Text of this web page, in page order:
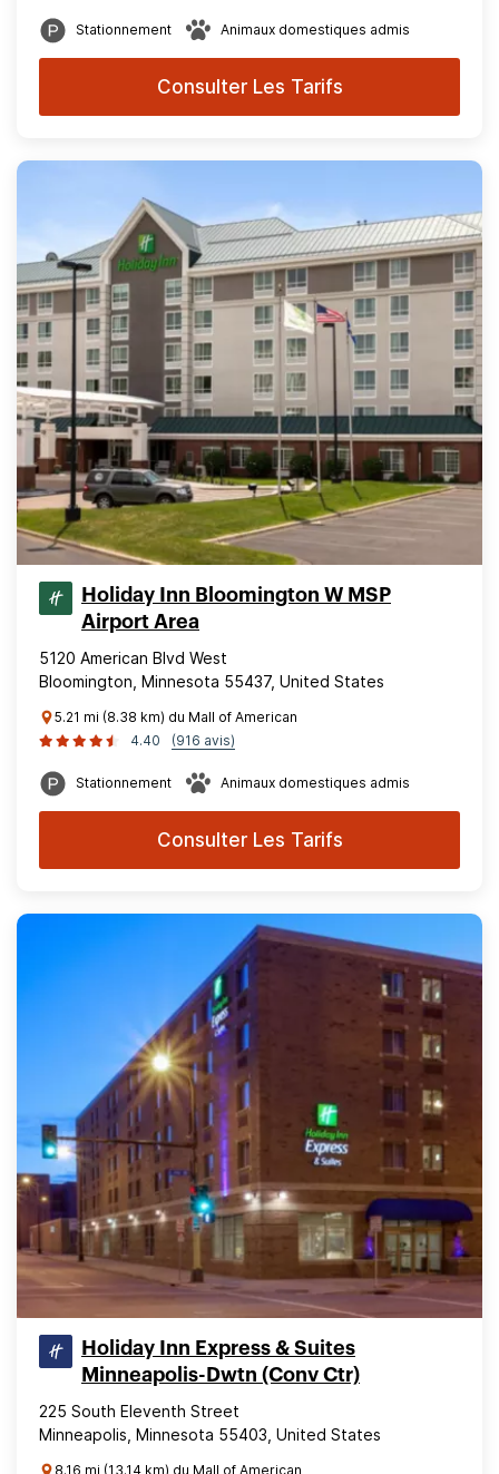
Stationnement Animaux domestiques admis
Consulter Les Tarifs
Holiday Inn Bloomington W MSP
Airport Area
5120 American Blvd West
Bloomington, Minnesota 55437, United States
5.21 mi (8.38 km) du Mall of American
4.40
(916 avis)
Stationnement Animaux domestiques admis
Consulter Les Tarifs
Holiday Inn Express & Suites
Minneapolis-Dwtn (Conv Ctr)
225 South Eleventh Street
Minneapolis, Minnesota 55403, United States
8.16 mi (13.14 km) du Mall of American